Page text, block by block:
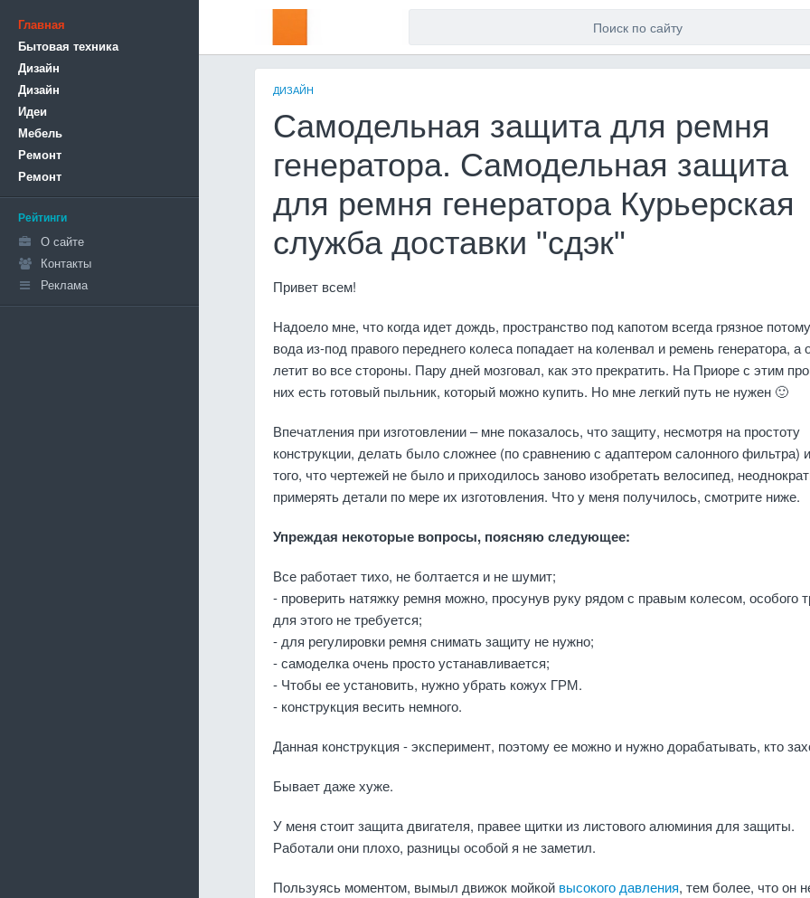
Главная
Бытовая техника
Дизайн
Дизайн
Идеи
Мебель
Ремонт
Ремонт
Рейтинги
О сайте
Контакты
Реклама
ДИЗАЙН
Самодельная защита для ремня
генератора. Самодельная защита
для ремня генератора Курьерская
служба доставки "сдэк"
Привет всем!
Надоело мне, что когда идет дождь, пространство под капотом всегда грязное
вода из-под правого переднего колеса попадает на коленвал и ремень генератора, а
летит во все стороны. Пару дней мозговал, как это прекратить. На Приоре с этим
них есть готовый пыльник, который можно купить. Но мне легкий путь не нужен 🙂
Впечатления при изготовлении – мне показалось, что защиту, несмотря на простоту
конструкции, делать было сложнее (по сравнению с адаптером салонного фильтра)
того, что чертежей не было и приходилось заново изобретать велосипед,
примерять детали по мере их изготовления. Что у меня получилось, смотрите ниже.
Упреждая некоторые вопросы, поясняю следующее:
Все работает тихо, не болтается и не шумит;
- проверить натяжку ремня можно, просунув руку рядом с правым колесом, особого
для этого не требуется;
- для регулировки ремня снимать защиту не нужно;
- самоделка очень просто устанавливается;
- Чтобы ее установить, нужно убрать кожух ГРМ.
- конструкция весить немного.
Данная конструкция - эксперимент, поэтому ее можно и нужно дорабатывать, кто
Бывает даже хуже.
У меня стоит защита двигателя, правее щитки из листового алюминия для защиты.
Работали они плохо, разницы особой я не заметил.
Пользуясь моментом, вымыл движок мойкой высокого давления, тем более, что он